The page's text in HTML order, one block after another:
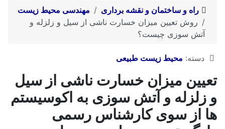
راه و ساختمان و نقشه برداری
مهندسی محیط زیست
روش تعیین میزان خسارت ناشی از سیل و زلزله و
آتش سوزی چیست؟
توضیحات
دسته: محیط زیست طبیعی
تعیین میزان خسارت ناشی از سیل
و زلزله و آتش سوزی به اکوسیستم
ها از سوی کارشناس رسمی